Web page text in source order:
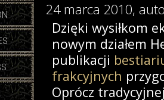
24 marca 2010,
Dzięki wysiłkom
nowym działem
publikacji
frakcyjnych
Oprócz